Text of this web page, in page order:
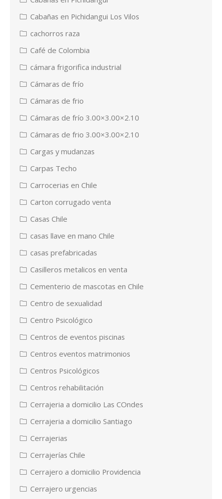
Cabañas en Pichidangui Los Vilos
cachorros raza
Café de Colombia
cámara frigorifica industrial
Cámaras de frío
Cámaras de frio
Cámaras de frío 3.00×3.00×2.10
Cámaras de frio 3.00×3.00×2.10
Cargas y mudanzas
Carpas Techo
Carrocerias en Chile
Carton corrugado venta
Casas Chile
casas llave en mano Chile
casas prefabricadas
Casilleros metalicos en venta
Cementerio de mascotas en Chile
Centro de sexualidad
Centro Psicológico
Centros de eventos piscinas
Centros eventos matrimonios
Centros Psicológicos
Centros rehabilitación
Cerrajeria a domicilio Las COndes
Cerrajeria a domicilio Santiago
Cerrajerias
Cerrajerías Chile
Cerrajero a domicilio Providencia
Cerrajero urgencias